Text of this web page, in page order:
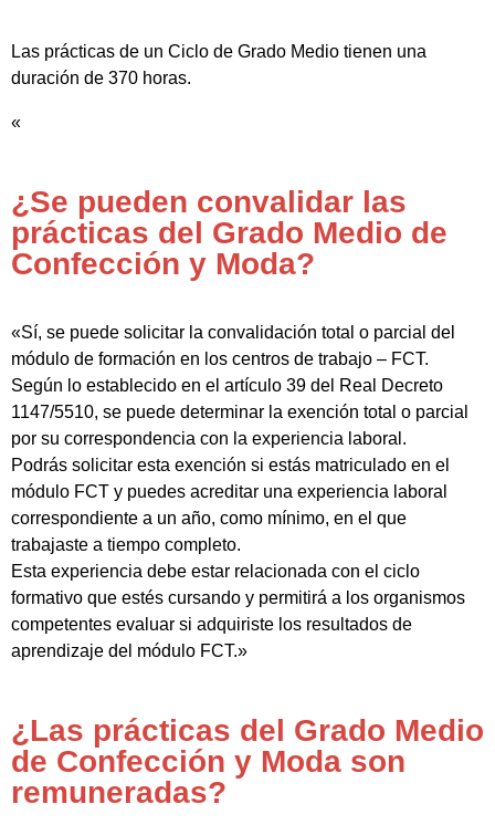
Las prácticas de un Ciclo de Grado Medio tienen una
duración de 370 horas.
«
¿Se pueden convalidar las
prácticas del Grado Medio de
Confección y Moda?
«Sí, se puede solicitar la convalidación total o parcial del
módulo de formación en los centros de trabajo – FCT.
Según lo establecido en el artículo 39 del Real Decreto
1147/5510, se puede determinar la exención total o parcial
por su correspondencia con la experiencia laboral.
Podrás solicitar esta exención si estás matriculado en el
módulo FCT y puedes acreditar una experiencia laboral
correspondiente a un año, como mínimo, en el que
trabajaste a tiempo completo.
Esta experiencia debe estar relacionada con el ciclo
formativo que estés cursando y permitirá a los organismos
competentes evaluar si adquiriste los resultados de
aprendizaje del módulo FCT.»
¿Las prácticas del Grado Medio
de Confección y Moda son
remuneradas?